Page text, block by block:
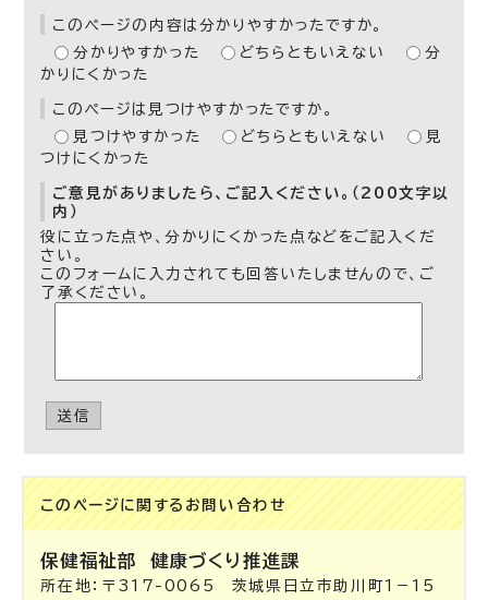
このページの内容は分かりやすかったですか。
分かりやすかった
どちらともいえない
分
かりにくかった
このページは見つけやすかったですか。
見つけやすかった
どちらともいえない
見
つけにくかった
ご意見がありましたら、ご記入ください。（200文字以
内）
役に立った点や、分かりにくかった点などをご記入くだ
さい。
このフォームに入力されても回答いたしませんので、ご
了承ください。
送信
このページに関する お問い合わせ
保健福祉部健康づくり推進課
所在地：〒317-0065 茨城県日立市助川町1－15